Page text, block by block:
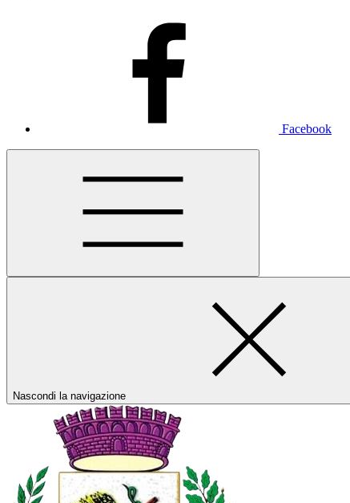
Facebook
Nascondi la navigazione